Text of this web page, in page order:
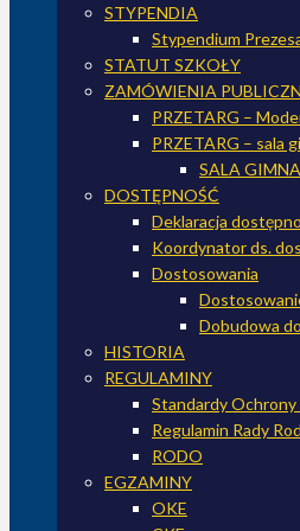
STYPENDIA
Stypendium
STATUT SZKOŁY
ZAMÓWIENIA
PRZETARG –
PRZETARG – sala
SALA
DOSTĘPNOŚĆ
Deklaracja
Koordynator ds.
Dostosowania
Dobudowa
HISTORIA
REGULAMINY
Standardy Ochrony
Regulamin Rady
RODO
EGZAMINY
OKE